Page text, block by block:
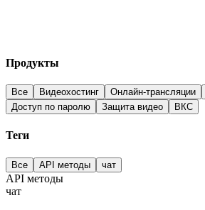
Продукты
Все Видеохостинг Онлайн-трансляции
Доступ по паролю
Защита видео ВКС
Теги
Все API методы чат
API методы
чат